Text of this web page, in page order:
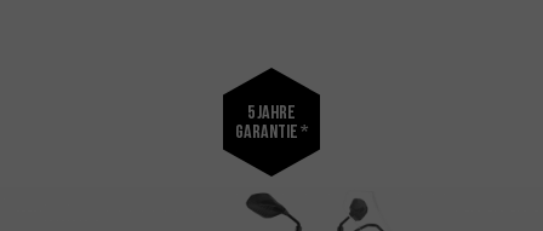
5 Jahre
Garantie *